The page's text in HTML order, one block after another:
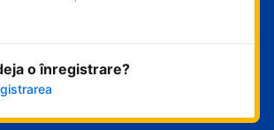
o înregistrare?